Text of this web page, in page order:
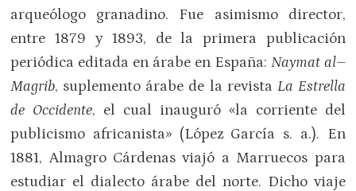
arqueólogo granadino. Fue asimismo director,
entre 1879 y 1893, de la primera publicación
periódica editada en árabe en España: Naymat al–
Magrib, suplemento árabe de la revista La Estrella
de Occidente, el cual inauguró «la corriente del
publicismo africanista» (López García s. a.). En
1881, Almagro Cárdenas viajó a Marruecos para
estudiar el dialecto árabe del norte. Dicho viaje